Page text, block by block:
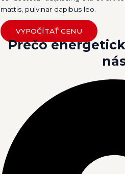
mattis, pulvinar dapibus leo.
VYPOČÍTAŤ CENU
Prečo